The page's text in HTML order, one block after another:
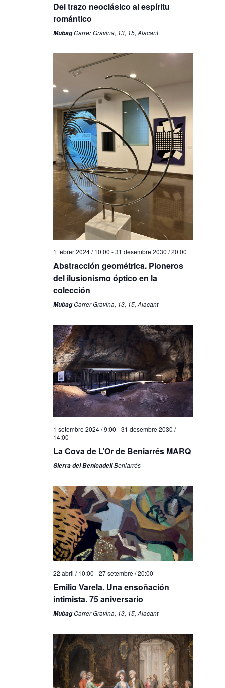
Del trazo neoclásico al espíritu
romántico
MubagCarrer Gravina, 13, 15, Alacant
1 febrer 2024 / 10:00 -31 desembre 2030 / 20:00
Abstracción geométrica. Pioneros
del ilusionismo óptico en la
colección
MubagCarrer Gravina, 13, 15, Alacant
1 setembre 2024 / 9:00 -31 desembre 2030 /
14:00
La Cova de L’Or de Beniarrés MARQ
Sierra del BenicadellBeniarrés
22 abril / 10:00 -27 setembre / 20:00
Emilio Varela. Una ensoñación
intimista. 75 aniversario
MubagCarrer Gravina, 13, 15, Alacant